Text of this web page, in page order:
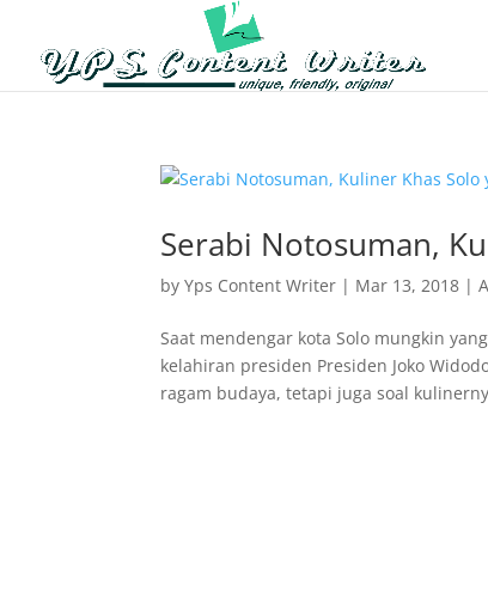
Serabi Notosuman,
byYps Content Writer | Mar 13, 2018 |
Saat mendengar kota Solo mungkin
kelahiran presiden Presiden Joko
ragam budaya, tetapi juga soal